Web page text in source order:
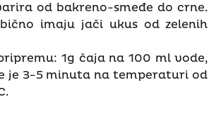
od bakreno-smeđe do crne.
imaju jači ukus od zelenih
1g čaja na 100 ml vode,
je 3-5 minuta na temperaturi od